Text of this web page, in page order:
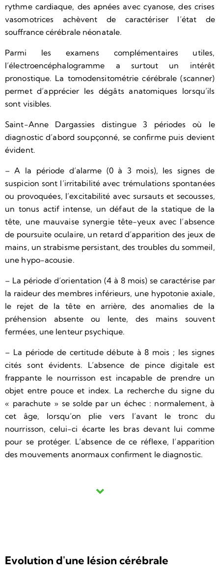
rythme cardiaque, des apnées avec cyanose, des crises
vasomotrices achèvent de caractériser l’état de
souffrance cérébrale néonatale.
Parmi les examens complémentaires utiles,
l’électroencéphalogramme a surtout un intérêt
pronostique. La tomodensitométrie cérébrale (scanner)
permet d’apprécier les dégâts anatomiques lorsqu’ils
sont visibles.
Saint-Anne Dargassies distingue 3 périodes où le
diagnostic d’abord soupçonné, se confirme puis devient
évident.
– A la période d’alarme (0 à 3 mois), les signes de
suspicion sont l’irritabilité avec trémulations spontanées
ou provoquées, l’excitabilité avec sursauts et secousses,
un tonus actif intense, un défaut de la statique de la
tête, une mauvaise synergie tête-yeux avec l’absence
de poursuite oculaire, un retard d’apparition des jeux de
mains, un strabisme persistant, des troubles du sommeil,
une hypo-acousie.
– La période d’orientation (4 à 8 mois) se caractérise par
la raideur des membres inférieurs, une hypotonie axiale,
le rejet de la tête en arrière, des anomalies de la
préhension absente ou lente, des mains souvent
fermées, une lenteur psychique.
– La période de certitude débute à 8 mois ; les signes
cités sont évidents. L’absence de pince digitale est
frappante le nourrisson est incapable de prendre un
objet entre pouce et index. La recherche du signe du
« parachute » se solde par un échec : normalement, à
cet âge, lorsqu’on plie vers l’avant le tronc du
nourrisson, celui-ci écarte les bras devant lui comme
pour se protéger. L’absence de ce réflexe, l’apparition
des mouvements anormaux confirment le diagnostic.
Evolution d'une lésion cérébrale